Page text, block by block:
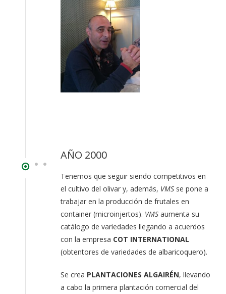
AÑO 2000
Tenemos que seguir siendo competitivos en
el cultivo del olivar y, además, VMS se pone a
trabajar en la producción de frutales en
container (microinjertos). VMS aumenta su
catálogo de variedades llegando a acuerdos
con la empresa COT INTERNATIONAL
(obtentores de variedades de albaricoquero).
Se crea PLANTACIONES ALGAIRÉN, llevando
a cabo la primera plantación comercial del